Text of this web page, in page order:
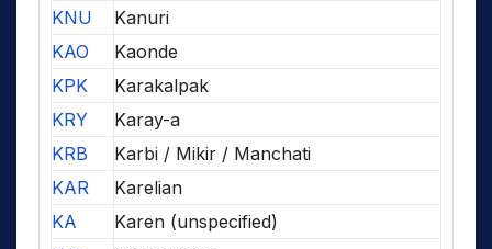
KNU
Kanuri
KAO
Kaonde
KPK
Karakalpak
KRY
Karay-a
KRB
Karbi / Mikir / Manchati
KAR
Karelian
KA
Karen (unspecified)